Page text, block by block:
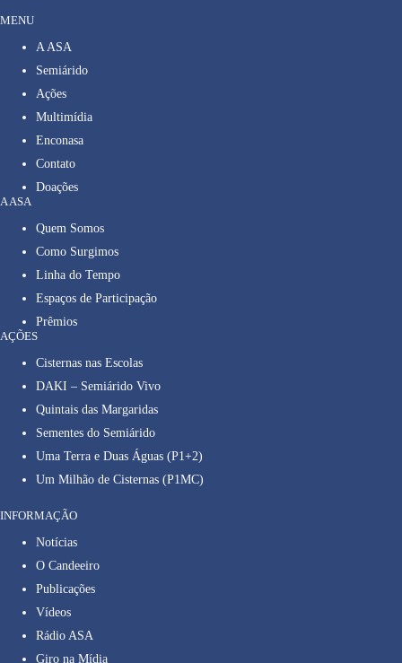
MENU
A ASA
Semiárido
Ações
Multimídia
Enconasa
Contato
Doações
A ASA
Quem Somos
Como Surgimos
Linha do Tempo
Espaços de Participação
Prêmios
AÇÕES
Cisternas nas Escolas
DAKI – Semiárido Vivo
Quintais das Margaridas
Sementes do Semiárido
Uma Terra e Duas Águas (P1+2)
Um Milhão de Cisternas (P1MC)
INFORMAÇÃO
Notícias
O Candeeiro
Publicações
Vídeos
Rádio ASA
Giro na Mídia